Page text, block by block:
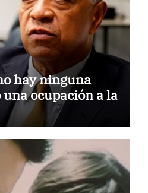
hay ninguna
ocupación a la